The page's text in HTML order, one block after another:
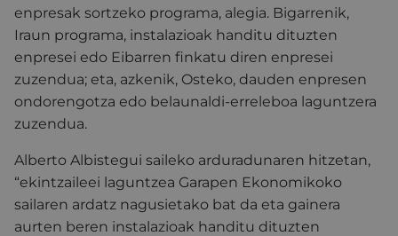
enpresak sortzeko programa, alegia. Bigarrenik,
Iraun programa, instalazioak handitu dituzten
enpresei edo Eibarren finkatu diren enpresei
zuzendua; eta, azkenik, Osteko, dauden enpresen
ondorengotza edo belaunaldi-erreleboa laguntzera
zuzendua.
Alberto Albistegui saileko arduradunaren hitzetan,
“ekintzaileei laguntzea Garapen Ekonomikoko
sailaren ardatz nagusietako bat da eta gainera
aurten beren instalazioak handitu dituzten